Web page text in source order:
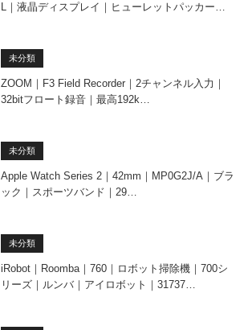
L｜液晶ディスプレイ｜ヒューレットパッカー…
未分類
ZOOM｜F3 Field Recorder｜2チャンネル入力｜
32bitフロート録音｜最高192k…
未分類
Apple Watch Series 2｜42mm｜MP0G2J/A｜ブラ
ック｜スポーツバンド｜29…
未分類
iRobot｜Roomba｜760｜ロボット掃除機｜700シ
リーズ｜ルンバ｜アイロボット｜31737…